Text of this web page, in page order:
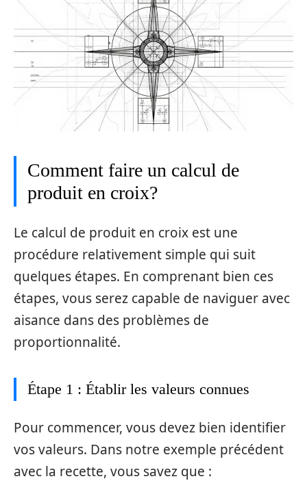
Comment faire un calcul de
produit en croix?
Le calcul de produit en croix est une
procédure relativement simple qui suit
quelques étapes. En comprenant bien ces
étapes, vous serez capable de naviguer avec
aisance dans des problèmes de
proportionnalité.
Étape 1 : Établir les valeurs connues
Pour commencer, vous devez bien identifier
vos valeurs. Dans notre exemple précédent
avec la recette, vous savez que :